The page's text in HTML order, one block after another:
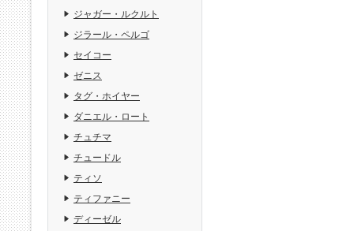
ジャガー・ルクルト
ジラール・ペルゴ
セイコー
ゼニス
タグ・ホイヤー
ダニエル・ロート
チュチマ
チュードル
ティソ
ティファニー
ディーゼル